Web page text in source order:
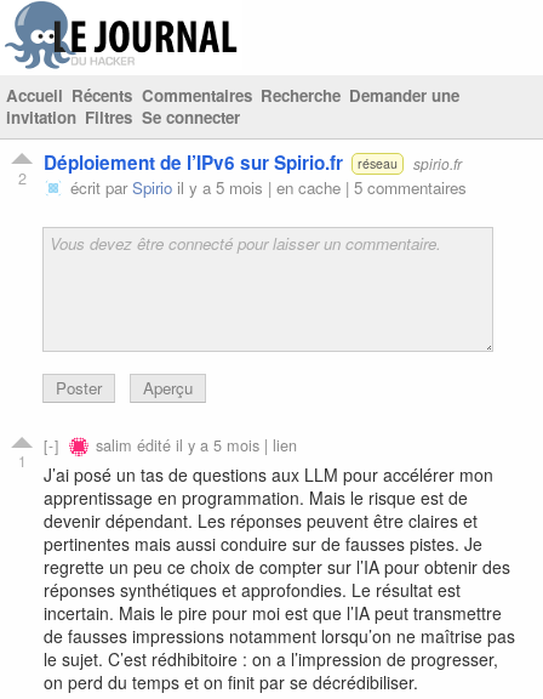
Accueil Récents Commentaires Recherche Demander une
invitation Filtres Se connecter
2
Déploiement de l’IPv6 sur Spirio.fr réseau spirio.fr
écrit parSpirio il y a 5 mois | en cache | 5 commentaires
Poster Aperçu
1
salim édité il y a 5 mois | lien
J’ai posé un tas de questions aux LLM pour accélérer mon
apprentissage en programmation. Mais le risque est de
devenir dépendant. Les réponses peuvent être claires et
pertinentes mais aussi conduire sur de fausses pistes. Je
regrette un peu ce choix de compter sur l’IA pour obtenir des
réponses synthétiques et approfondies. Le résultat est
incertain. Mais le pire pour moi est que l’IA peut transmettre
de fausses impressions notamment lorsqu’on ne maîtrise pas
le sujet. C’est rédhibitoire : on a l’impression de progresser,
on perd du temps et on finit par se décrédibiliser.